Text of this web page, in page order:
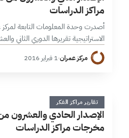
مراكز الدراسات
أصدرت وحدة المعلومات التابعة
الاستراتيجية تقريرها الدوري الثاني
مخرجات مراكز الفكر والدراسات
الأول من شهر كانون الثاني/ يناير 2016.…
مركز عمران·1 فبراير 2016
ا1 دقائق
تقارير مراكز الفكر
الإصدار الحادي والعشرون
مخرجات مراكز الدراسات